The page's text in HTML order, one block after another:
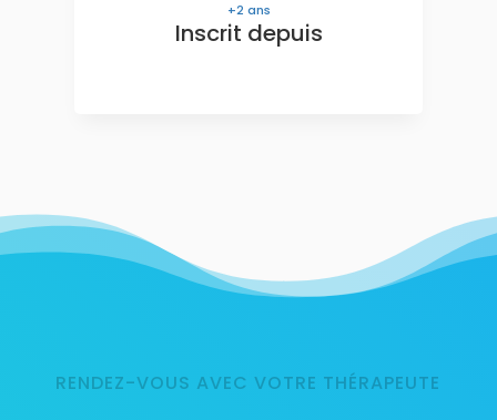
2 ans
Inscrit depuis
RENDEZ-VOUS AVEC VOTRE THÉRAPEUTE